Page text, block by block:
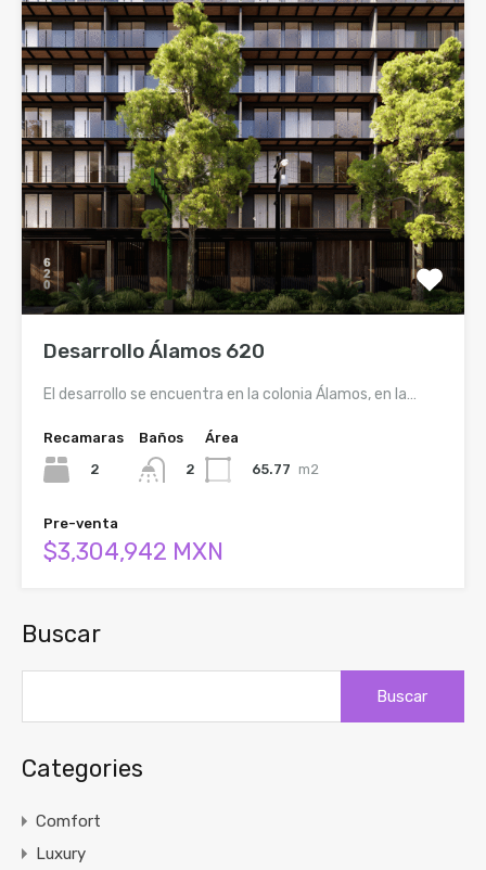
Desarrollo Álamos 620
El desarrollo se encuentra en la colonia Álamos, en la…
Recamaras
2
Baños
2
Área
65.77 m2
Pre-venta
$3,304,942 MXN
Buscar
Categories
Comfort
Luxury